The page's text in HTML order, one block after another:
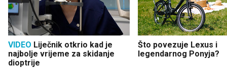
VIDEO
najbolje vrijeme za skidanje
dioptrije
Što povezuje Lexus i
legendarnog Ponyja?